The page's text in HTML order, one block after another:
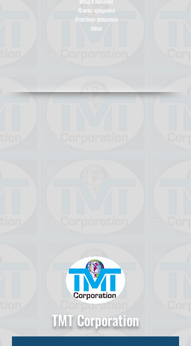
Факты аукциона
Участник аукциона
отказ
TMT Corporation